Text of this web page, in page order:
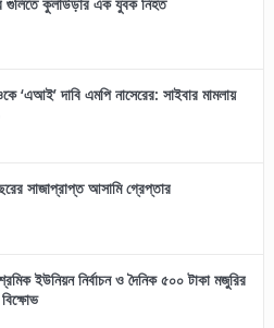
‘এআই’ দাবি এমপি নাসেরের: সাইবার মামলায়
সাজাপ্রাপ্ত আসামি গ্রেপ্তার
ইউনিয়ন নির্বাচন ও দৈনিক ৫০০ টাকা মজুরির